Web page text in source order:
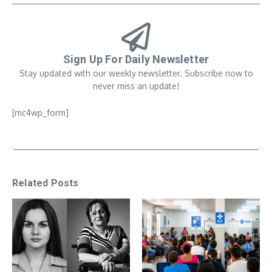
Sign Up For Daily Newsletter
Stay updated with our weekly newsletter. Subscribe now to
never miss an update!
[mc4wp_form]
Related Posts